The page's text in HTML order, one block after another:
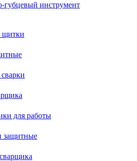
инструмент
щитки
для работы
защитные